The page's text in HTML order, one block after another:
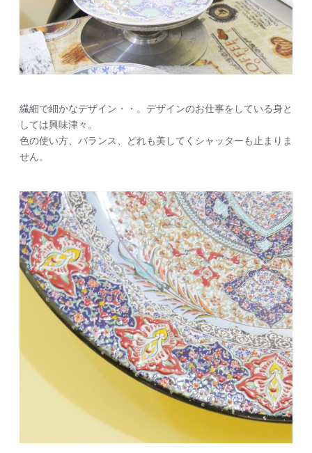
繊細で細かなデザイン・・。デザインのお仕事をしている身と
しては興味津々。
色の使い方、バランス、どれも美してくシャッターも止まりま
せん。